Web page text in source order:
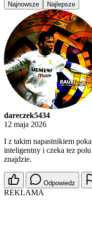
Najnowsze Najlepsze
dareczek5434
12 maja 2026
I z takim napastnikiem
inteligentny i czeka tez
znajdzie.
Odpowiedz
REKLAMA